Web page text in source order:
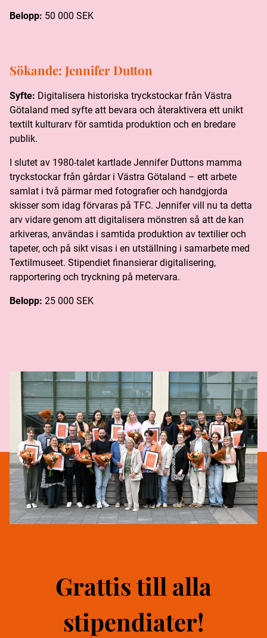
Belopp: 50 000 SEK
Sökande: Jennifer Dutton
Syfte: Digitalisera historiska tryckstockar från Västra
Götaland med syfte att bevara och återaktivera ett unikt
textilt kulturarv för samtida produktion och en bredare
publik.
I slutet av 1980-talet kartlade Jennifer Duttons mamma
tryckstockar från gårdar i Västra Götaland – ett arbete
samlat i två pärmar med fotografier och handgjorda
skisser som idag förvaras på TFC. Jennifer vill nu ta detta
arv vidare genom att digitalisera mönstren så att de kan
arkiveras, användas i samtida produktion av textilier och
tapeter, och på sikt visas i en utställning i samarbete med
Textilmuseet. Stipendiet finansierar digitalisering,
rapportering och tryckning på metervara.
Belopp: 25 000 SEK
Grattis till alla
stipendiater!